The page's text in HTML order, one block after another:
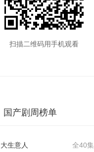
扫描二维码用手机观看
国产剧周榜单
全40集
大生意人